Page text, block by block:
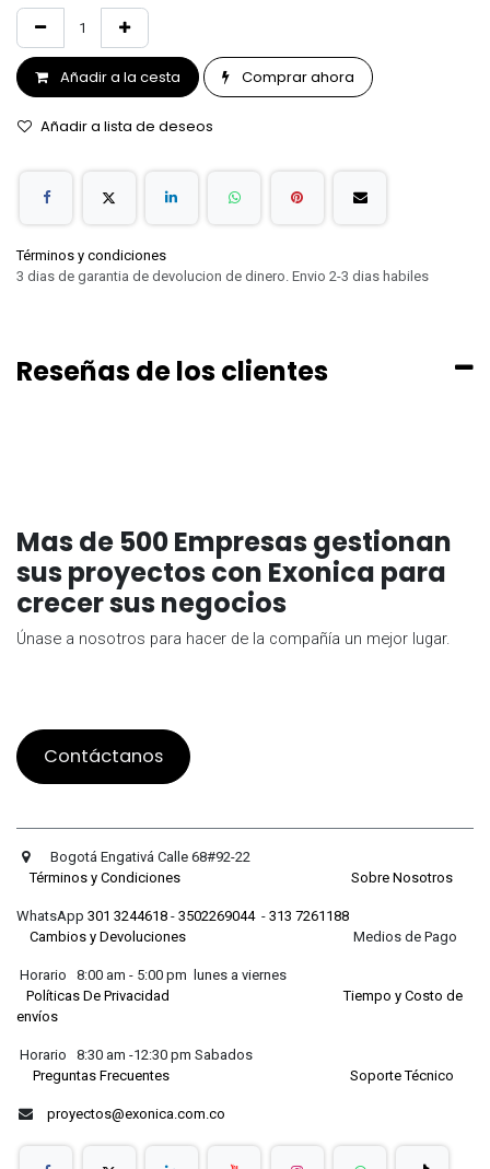
Añadir a la cesta Comprar ahora
Añadir a lista de deseos
Términos y condiciones
3 dias de garantia de devolucion de dinero. Envio 2-3 dias habiles
Reseñas de los clientes
Mas de 500 Empresas gestionan
sus proyectos con Exonica para
crecer sus negocios
Únase a nosotros para hacer de la compañía un mejor lugar.
Contáctanos
Bogotá Engativá Calle 68#92-22
Términos y Condiciones
Sobre Nosotros
WhatsApp 301 3244618 - 3502269044- 313 7261188
Cambios y Devoluciones Medios de Pago
Horario 8:00 am - 5:00 pm lunes a viernes
Políticas De Privacidad
Tiempo y Costo de
envíos
Horario 8:30 am -12:30 pm Sabados
Preguntas Frecuentes
Soporte Técnico
proyectos@exonica.com.co